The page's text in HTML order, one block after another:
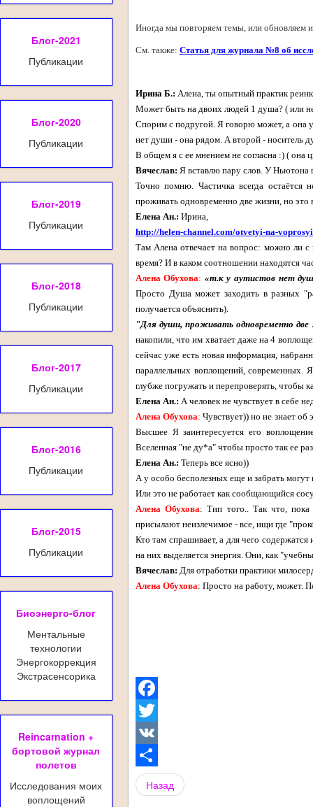
Блог-2021
Публикации
Блог-2020
Публикации
Блог-2019
Публикации
Блог-2018
Публикации
Блог-2017
Публикации
Блог-2016
Публикации
Блог-2015
Публикации
Биоэнерго-блог
Ментальные
технологии
Энергокоррекция
Экстрасенсорика
Reincarnation +
бортовой журнал
полетов
Исследования моих
воплощений
Иногда мы повторяем темы, или обновляем
См. также: Статья для журнала №8 об
Ирина Б.: Алена, ты опытный практик
Может быть на двоих людей 1 душа? ( или
Спорим с подругой. Я говорю может, а она
нет души - она рядом. А второй - носитель
В общем я с ее мнением не согласна :) (
Вячеслав: Я вставлю пару слов. У Ньютона
Точно помню. Частичка всегда
проживать одновременно две жизни, но это
Елена Ан.: Ирина,
http://helen-channel.com/otvetyi-na-
Там Алена отвечает на вопрос: можно ли
время? И в каком соотношении находятся
Алена Обухова: «т.к у аутистов нет
Просто Душа может заходить в разных
получается объяснить).
"Для души, проживать одновременно
накопили, что им хватает даже на 4
сейчас уже есть новая информация,
параллельных воплощений, современных.
глубже погружать и перепроверять, чтобы
Елена Ан.: А человек не чувствует в себе
Алена Обухова: Чувствует)) но не знает об
Высшее Я заинтересуется его
Вселенная "не ду*а" чтобы просто так ее
Елена Ан.: Теперь все ясно))
А у особо бесполезных еще и забрать могут
Или это не работает как сообщающийся
Алена Обухова: Тип того.. Так что,
присылают неизлечимое - все, ищи где
Кто там спрашивает, а для чего
на них выделяется энергия. Они, как
Вячеслав: Для отработки практики
Алена Обухова: Просто на работу, может.
Facebook
Twitter
VK
Share
Назад